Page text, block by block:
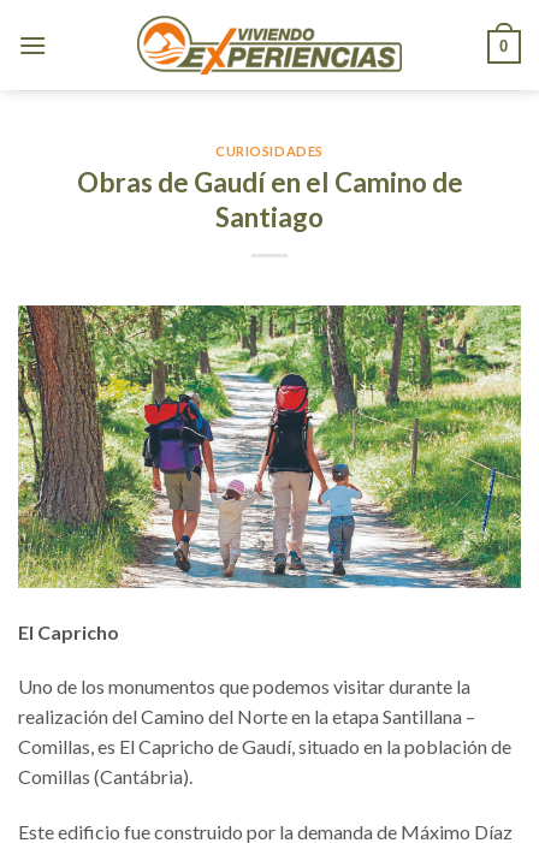
0
CURIOSIDADES
Obras de Gaudí en el Camino de
Santiago
El Capricho
Uno de los monumentos que podemos visitar durante la
realización del Camino del Norte en la etapa Santillana –
Comillas, es El Capricho de Gaudí, situado en la población de
Comillas (Cantábria).
Este edificio fue construido por la demanda de Máximo Díaz